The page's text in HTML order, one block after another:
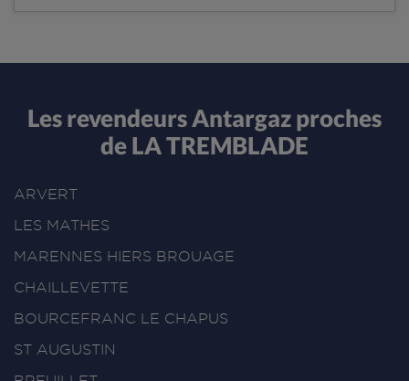
Les revendeurs Antargaz proches
de LA TREMBLADE
ARVERT
LES MATHES
MARENNES HIERS BROUAGE
CHAILLEVETTE
BOURCEFRANC LE CHAPUS
ST AUGUSTIN